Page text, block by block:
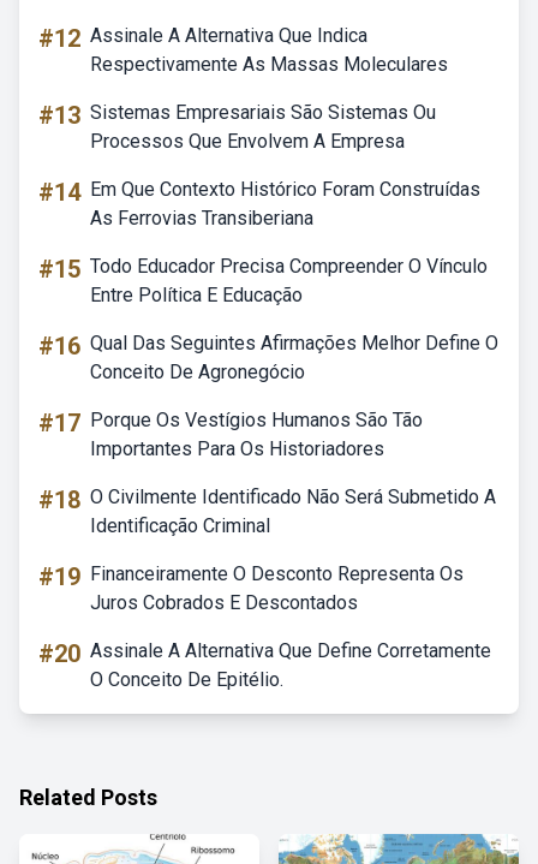
#12 Assinale A Alternativa Que Indica
Respectivamente As Massas Moleculares
#13 Sistemas Empresariais São Sistemas Ou
Processos Que Envolvem A Empresa
#14 Em Que Contexto Histórico Foram Construídas
As Ferrovias Transiberiana
#15 Todo Educador Precisa Compreender O Vínculo
Entre Política E Educação
#16 Qual Das Seguintes Afirmações Melhor Define O
Conceito De Agronegócio
#17 Porque Os Vestígios Humanos São Tão
Importantes Para Os Historiadores
#18 O Civilmente Identificado Não Será Submetido A
Identificação Criminal
#19 Financeiramente O Desconto Representa Os
Juros Cobrados E Descontados
#20 Assinale A Alternativa Que Define Corretamente
O Conceito De Epitélio.
Related Posts